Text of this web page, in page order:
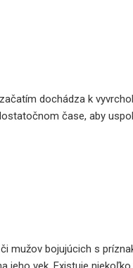
dochádza k
čase, aby
mužov bojujúcich s